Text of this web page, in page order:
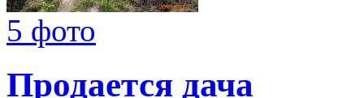
5 фото
Продается дача